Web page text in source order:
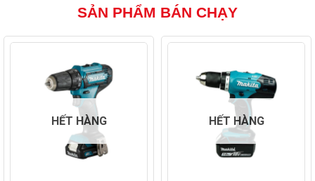
SẢN PHẨM BÁN CHẠY
HẾT HÀNG HẾT HÀNG